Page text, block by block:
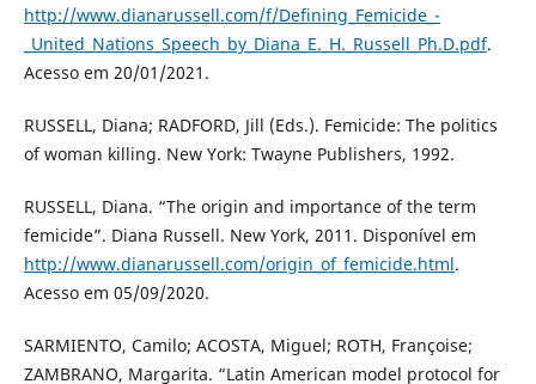
http://www.dianarussell.com/f/Defining_Femicide_-
_United_Nations_Speech_by_Diana_E._H._Russell_Ph.D.pdf.
Acesso em 20/01/2021.
RUSSELL, Diana; RADFORD, Jill (Eds.). Femicide: The politics
of woman killing. New York: Twayne Publishers, 1992.
RUSSELL, Diana. “The origin and importance of the term
femicide”. Diana Russell. New York, 2011. Disponível em
http://www.dianarussell.com/origin_of_femicide.html.
Acesso em 05/09/2020.
SARMIENTO, Camilo; ACOSTA, Miguel; ROTH, Françoise;
ZAMBRANO, Margarita. “Latin American model protocol for